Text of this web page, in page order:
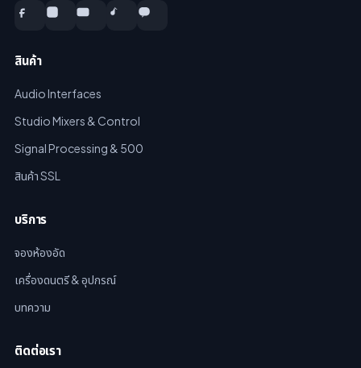
สินค้า
Audio Interfaces
Studio Mixers & Control
Signal Processing & 500
สินค้า SSL
บริการ
จองห้องอัด
เครื่องดนตรี & อุปกรณ์
บทความ
ติดต่อเรา